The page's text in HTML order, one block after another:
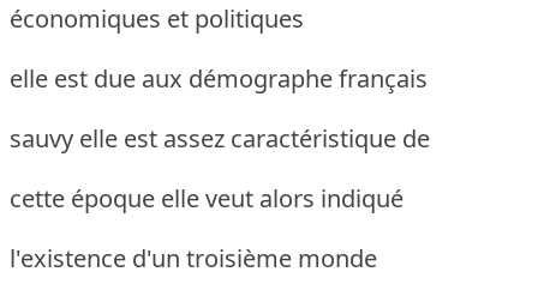
économiques et politiques
elle est due aux démographe français
sauvy elle est assez caractéristique de
cette époque elle veut alors indiqué
l'existence d'un troisième monde